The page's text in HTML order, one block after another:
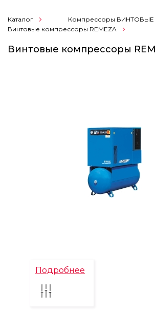
Каталог
Компрессоры ВИНТОВЫЕ
Винтовые компрессоры REMEZA
Винтовые компрессоры
Подробнее